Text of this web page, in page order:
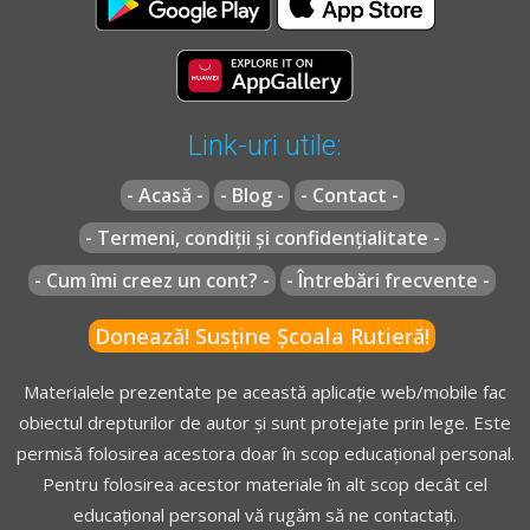
utilizate în lucrări de construcții, agricole sau forestiere, a
vehiculelor cu tracțiune animală ori a celor trase sau
** Regulament =REGULAMENT de aplicare a OUG 195/2002
actualizat (Regulamentul codului rutier)
Link-uri utile:
- Acasă - - Blog -
- Contact -
- Termeni, condiții și confidențialitate -
- Cum îmi creez un cont? -
- Întrebări frecvente -
Donează! Susține Școala Rutieră!
Materialele prezentate pe această aplicație web/mobile fac
obiectul drepturilor de autor și sunt protejate prin lege. Este
permisă folosirea acestora doar în scop educațional personal.
Pentru folosirea acestor materiale în alt scop decât cel
educațional personal vă rugăm să ne contactați.